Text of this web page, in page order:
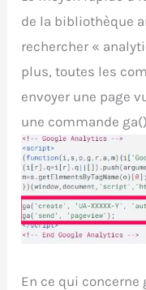
de la bibliothèque
rechercher «
plus, toutes les
envoyer une page
une commande
En ce qui concerne